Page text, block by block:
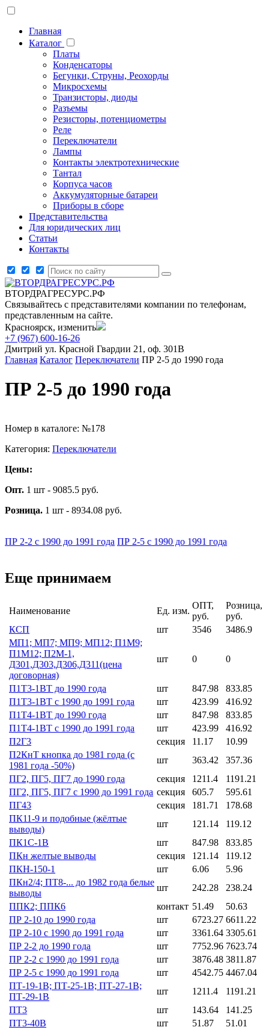
Главная
Каталог
Платы
Конденсаторы
Бегунки, Струны, Реохорды
Микросхемы
Транзисторы, диоды
Разъемы
Резисторы, потенциометры
Реле
Переключатели
Лампы
Контакты электротехнические
Тантал
Корпуса часов
Аккумуляторные батареи
Приборы в сборе
Представительства
Для юридических лиц
Статьи
Контакты
ВТОРДРАГРЕСУРС.РФ
Связывайтесь с представителями компании по телефонам,
представленным на сайте.
Красноярск, изменить
+7 (967) 600-16-26
Дмитрий ул. Красной Гвардии 21, оф. 301В
Главная Каталог Переключатели ПР 2-5 до 1990 года
ПР 2-5 до 1990 года
Номер в каталоге: №178
Категория: Переключатели
Цены:
Опт. 1 шт - 9085.5 руб.
Розница. 1 шт - 8934.08 руб.
ПР 2-2 с 1990 до 1991 года ПР 2-5 с 1990 до 1991 года
Еще принимаем
Наименование Ед. изм.
ОПТ,
руб.
Розница,
руб.
КСП
шт 3546
3486.9
МП1; МП7; МП9; МП12; П1М9;
П1М12; П2М-1,
Д301,Д303,Д306,Д311(цена
договорная)
шт 0 0
П1Т3-1ВТ до 1990 года шт 847.98
833.85
П1Т3-1ВТ с 1990 до 1991 года
шт 423.99
416.92
П1Т4-1ВТ до 1990 года
шт 847.98
833.85
П1Т4-1ВТ с 1990 до 1991 года
шт 423.99
416.92
П2Г3
секция 11.17
10.99
П2КнТ кнопка до 1981 года (с
1981 года -50%)
шт 363.42
357.36
ПГ2, ПГ5, ПГ7 до 1990 года
секция 1211.4
1191.21
ПГ2, ПГ5, ПГ7 с 1990 до 1991 года секция 605.7
595.61
ПГ43
секция 181.71
178.68
ПК11-9 и подобные (жёлтые
выводы)
шт 121.14
119.12
ПК1С-1В
шт 847.98
833.85
ПКн желтые выводы
секция 121.14
119.12
ПКН-150-1
шт 6.06
5.96
ПКн2/4; ПТ8-... до 1982 года белые
выводы
шт 242.28
238.24
ППК2; ППК6
контакт 51.49
50.63
ПР 2-10 до 1990 года
шт 6723.27 6611.22
ПР 2-10 с 1990 до 1991 года
шт 3361.64 3305.61
ПР 2-2 до 1990 года
шт 7752.96 7623.74
ПР 2-2 с 1990 до 1991 года
шт 3876.48 3811.87
ПР 2-5 с 1990 до 1991 года
шт 4542.75 4467.04
ПТ-19-1В; ПТ-25-1В; ПТ-27-1В;
ПТ-29-1В
шт 1211.4
1191.21
ПТ3
шт 143.64
141.25
ПТ3-40В
шт 51.87
51.01